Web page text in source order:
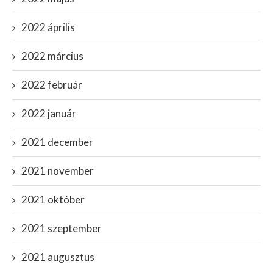
2022 április
2022 március
2022 február
2022 január
2021 december
2021 november
2021 október
2021 szeptember
2021 augusztus